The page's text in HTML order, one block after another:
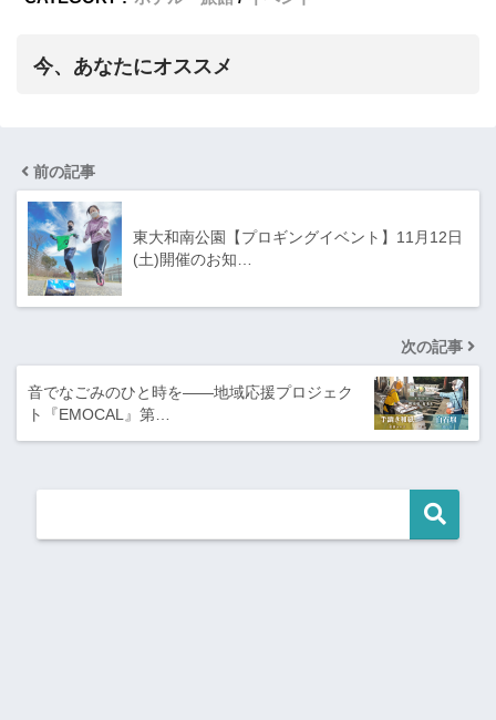
今、あなたにオススメ
前の記事
東大和南公園【プロギングイベント】11月12日
(土)開催のお知…
次の記事
音でなごみのひと時を――地域応援プロジェク
ト『EMOCAL』第…